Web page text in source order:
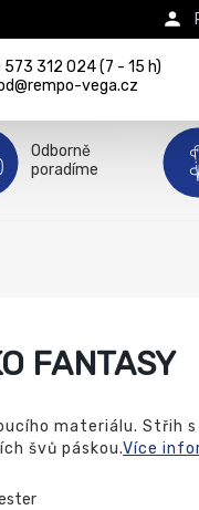
312 024 (7 - 15 h)
vega.cz
Odborně
poradíme
FANTASY
materiálu. Střih
švů páskou.Více